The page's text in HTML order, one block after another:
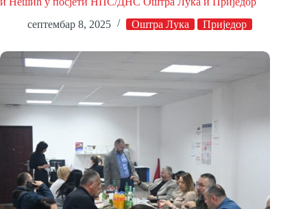
септембар 8, 2025
Оштра Лука Приједор